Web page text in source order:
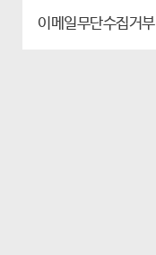
이메일무단수집거부